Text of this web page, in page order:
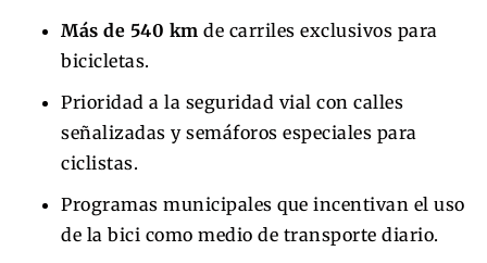
Más de 540 km de carriles exclusivos para
bicicletas.
Prioridad a la seguridad vial con calles
señalizadas y semáforos especiales para
ciclistas.
Programas municipales que incentivan el uso
de la bici como medio de transporte diario.